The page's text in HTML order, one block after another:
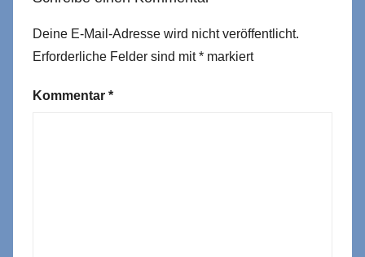
Deine E-Mail-Adresse wird nicht veröffentlicht.
Erforderliche Felder sind mit* markiert
Kommentar *